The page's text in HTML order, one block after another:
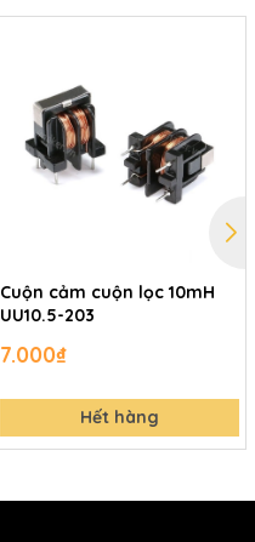
Cuộn cảm cuộn lọc 10mH
UU10.5-203
7.000₫
Hết hàng